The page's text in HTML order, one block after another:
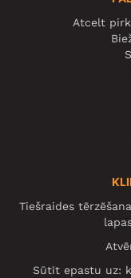
Atcelt
Tiešraides
Sūtīt epastu uz: